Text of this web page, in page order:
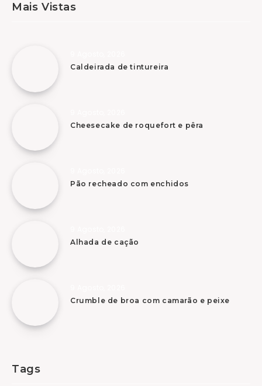
Mais Vistas
Caldeirada de tintureira
Cheesecake de roquefort e pêra
Pão recheado com enchidos
Alhada de cação
Crumble de broa com camarão e peixe
Tags